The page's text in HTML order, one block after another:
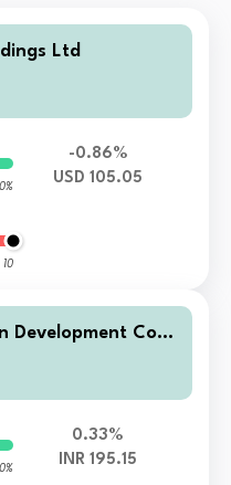
Ltd
10
-0.86%
USD 105.05
Development Cor
0.33%
INR 195.15